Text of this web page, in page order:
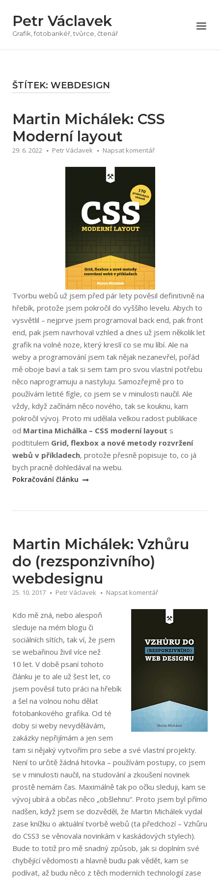
obsah
Petr Václavek
Grafik, fotobankéř, tvůrce, čtenář
Menu
ŠTÍTEK: WEBDESIGN
Martin Michálek: CSS
Moderní layout
29. 6. 2022 Petr Václavek Napsat komentář
Tvorbu webů už jsem před pár lety pověsil definitivně na
hřebík, protože jsem pokročil do vyššího levelu. Abych to
vysvětlil – nejprve jsem programoval back end, pak front
end, pak jsem navrhoval vzhled a dnes už jsem několik let
grafik na volné noze, který kreslí co se mu líbí. Ale na
weby a programování jsem tak nějak nezanevřel, pořád
mě oboje baví a tak si sem tam pro svou vlastní potřebu
něco naprogramuju a nastyluju. Samozřejmě pro to
používám letité fígle, co jsem se v minulosti naučil. Ale
vždy, když začínám něco nového, tak se kouknu, kam
pokročil vývoj. Proto mi udělala velkou radost publikace
od Martina Michálka – CSS moderní layout s
podtitulem Grid, flexbox a nové metody rozvržení
webů v příkladech, protože přesně popisuje to, co já
bych pracně dohledával na webu.
Pokračování článku
Martin Michálek: Vzhůru
do (rezsponzivního)
webdesignu
25. 10. 2017 Petr Václavek Napsat komentář
Kdo mě zná, nebo alespoň
sleduje na mém blogu či
sociálních sítích, tak ví, že jsem
se webařinou živil více než
10 let. V době psaní tohoto
článku je to ale už šest let, co
jsem pověsil tuto práci na hřebík
a šel na volnou nohu dělat
fotobankového grafika. Od té
doby si weby nevydělávám,
zakázky nepřijímám a jen sem
tam si nějaký vytvořím pro sebe a své vlastní projekty.
Není to určitě žádná hitovka – používám postupy, co jsem
se v minulosti naučil, na studování a zkoušení novinek
prostě nemám čas. Maximálně tak po očku sleduji, kam se
vývoj ubírá a občas něco „obšlehnu“. Proto jsem byl přímo
nadšen, když jsem se dozvěděl, že Martin Michálek vydal
zase knížku o aktuální tvorbě webů (ta předchozí – Vzhůru
do CSS3 se věnovala novinkám v kaskádových stylech).
Bude to totiž pro mě snadný způsob, jak si doplním své
chybějící vědomosti a hlavně budu pak vědět, kam se
podívat, až budu něco z těch moderních technologií zase